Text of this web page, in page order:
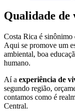
Qualidade de
Costa Rica é sinônimo
Aqui se promove um
ambiental, boa
humano.
Aí a experiência de
segundo região,
contamos como é
Central.